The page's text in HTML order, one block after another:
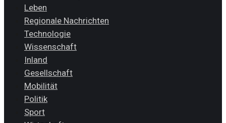
Leben
Regionale Nachrichten
Technologie
Wissenschaft
Inland
Gesellschaft
Mobilität
Politik
Sport